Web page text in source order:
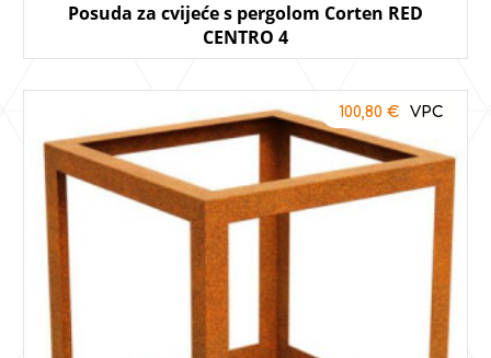
Posuda za cvijeće s pergolom Corten RED
CENTRO 4
100,80 €